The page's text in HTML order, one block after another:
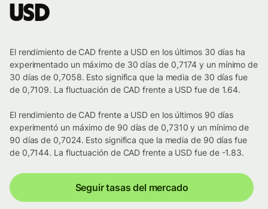
USD
El rendimiento de CAD frente a USD en los últimos 30 días ha
experimentado un máximo de 30 días de 0,7174 y un mínimo de
30 días de 0,7058. Esto significa que la media de 30 días fue
de 0,7109. La fluctuación de CAD frente a USD fue de 1.64.
El rendimiento de CAD frente a USD en los últimos 90 días
experimentó un máximo de 90 días de 0,7310 y un mínimo de
90 días de 0,7024. Esto significa que la media de 90 días fue
de 0,7144. La fluctuación de CAD frente a USD fue de -1.83.
Seguir tasas del mercado